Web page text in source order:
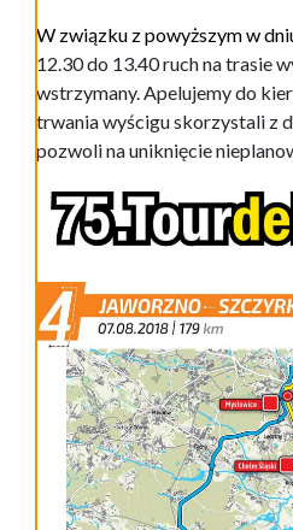
W związku z powyższym w
12.30 do 13.40 ruch na trasie
wstrzymany. Apelujemy do
trwania wyścigu skorzystali z
pozwoli na uniknięcie